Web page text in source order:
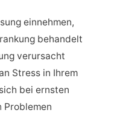
einnehmen,
behandelt
verursacht
Stress in Ihrem
bei ernsten
Problemen